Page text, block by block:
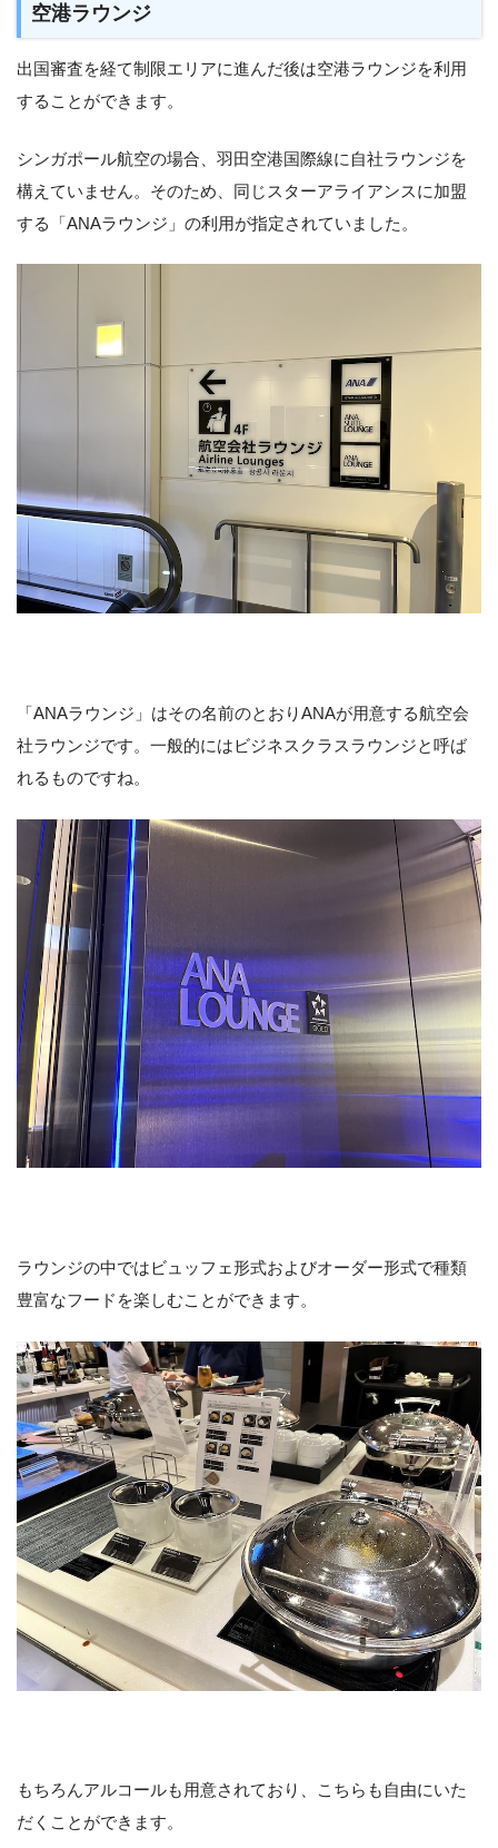
空港ラウンジ
出国審査を経て制限エリアに進んだ後は空港ラウンジを利用
することができます。
シンガポール航空の場合、羽田空港国際線に自社ラウンジを
構えていません。そのため、同じスターアライアンスに加盟
する「ANAラウンジ」の利用が指定されていました。
「ANAラウンジ」はその名前のとおりANAが用意する航空会
社ラウンジです。一般的にはビジネスクラスラウンジと呼ば
れるものですね。
ラウンジの中ではビュッフェ形式およびオーダー形式で種類
豊富なフードを楽しむことができます。
もちろんアルコールも用意されており、こちらも自由にいた
だくことができます。